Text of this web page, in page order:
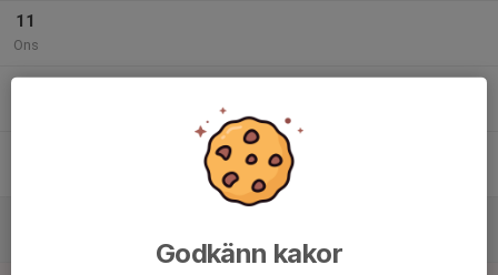
11
Ons
Godkänn kakor